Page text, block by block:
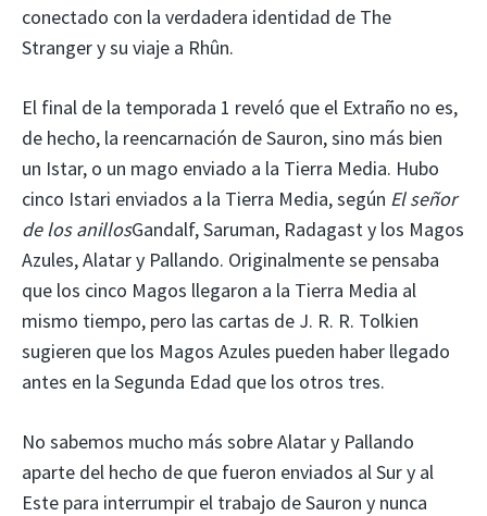
conectado con la verdadera identidad de The
Stranger y su viaje a Rhûn.
El final de la temporada 1 reveló que el Extraño no es,
de hecho, la reencarnación de Sauron, sino más bien
un Istar, o un mago enviado a la Tierra Media. Hubo
cinco Istari enviados a la Tierra Media, según El señor
de los anillosGandalf, Saruman, Radagast y los Magos
Azules, Alatar y Pallando. Originalmente se pensaba
que los cinco Magos llegaron a la Tierra Media al
mismo tiempo, pero las cartas de J. R. R. Tolkien
sugieren que los Magos Azules pueden haber llegado
antes en la Segunda Edad que los otros tres.
No sabemos mucho más sobre Alatar y Pallando
aparte del hecho de que fueron enviados al Sur y al
Este para interrumpir el trabajo de Sauron y nunca